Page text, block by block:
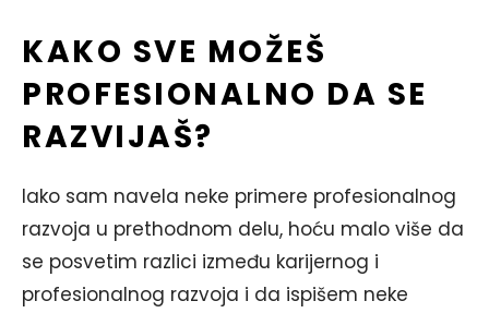
KAKO SVE MOŽEŠ
PROFESIONALNO DA SE
RAZVIJAŠ?
Iako sam navela neke primere profesionalnog
razvoja u prethodnom delu, hoću malo više da
se posvetim razlici između karijernog i
profesionalnog razvoja i da ispišem neke